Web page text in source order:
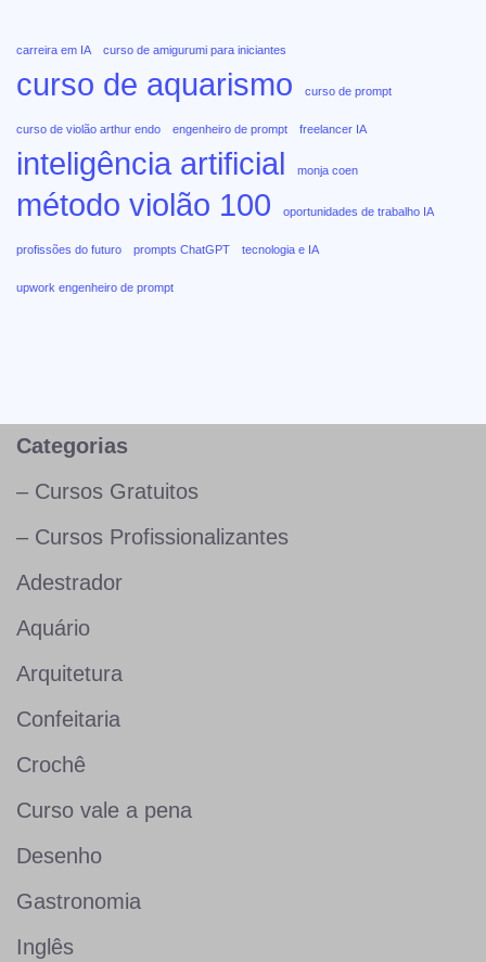
carreira em IA curso de amigurumi para iniciantes
curso de aquarismo curso de prompt
curso de violão arthur endo engenheiro de prompt freelancer IA
inteligência artificial monja coen
método violão 100 oportunidades de trabalho IA
profissões do futuro prompts ChatGPT tecnologia e IA
upwork engenheiro de prompt
Categorias
– Cursos Gratuitos
– Cursos Profissionalizantes
Adestrador
Aquário
Arquitetura
Confeitaria
Crochê
Curso vale a pena
Desenho
Gastronomia
Inglês